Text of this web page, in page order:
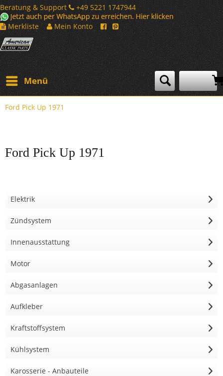
Beratung & Support
+49 5221 1747944
Merkliste
Mein Konto
Menü
Ford Pick Up 1971
Ford Pick Up 1971
Elektrik
Zündsystem
Innenausstattung
Motor
Abgasanlagen
Aufkleber
Kraftstoffsystem
Kühlsystem
Karosserie - Anbauteile